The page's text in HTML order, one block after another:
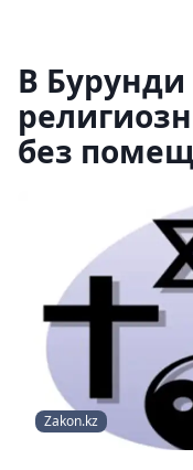
В Бурунди
без
Zakon.kz